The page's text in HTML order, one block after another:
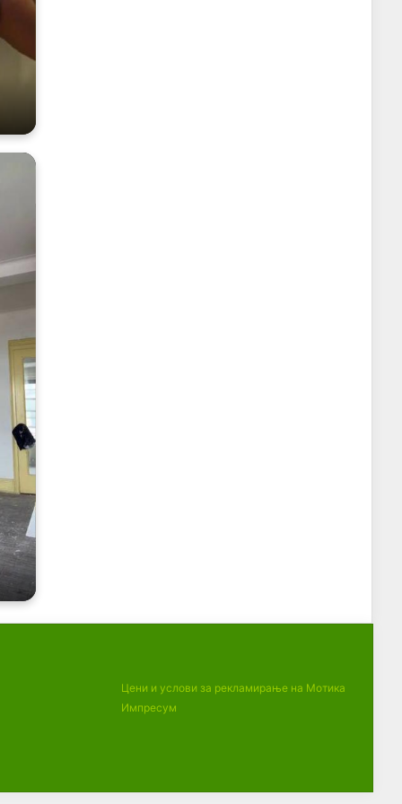
Цени и услови за рекламирање на Мотика
Импресум